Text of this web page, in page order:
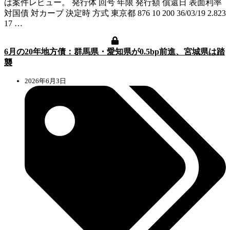
は案件レビュー。 発行体 回号 年限 発行額 償還日 表面利率
対国債 対カーブ 決定時 方式 東京都 876 10 200 36/03/19 2.823
17 …
6月の20年地方債：群馬県・愛知県が0.5bp前進、宮城県は踏
襲
2026年6月3日